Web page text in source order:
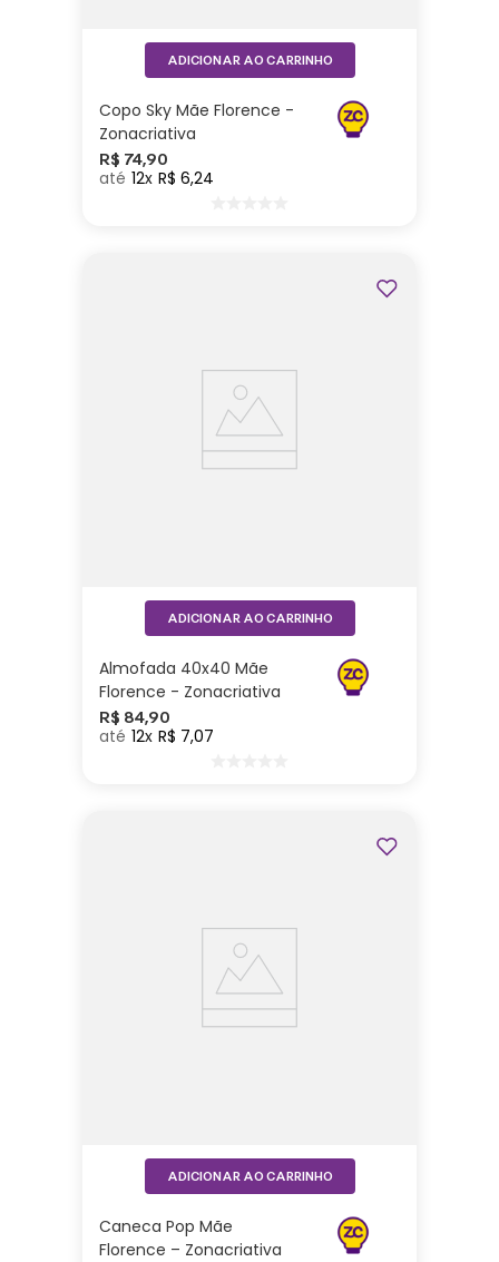
Copo Sky Mãe Florence -
Zonacriativa
R$ 74,90
12 R$ 6,24
ADICIONAR AO CARRINHO
Almofada 40x40 Mãe
Florence - Zonacriativa
R$ 84,90
12 R$ 7,07
ADICIONAR AO CARRINHO
Caneca Pop Mãe
Florence – Zonacriativa
ADICIONAR AO CARRINHO